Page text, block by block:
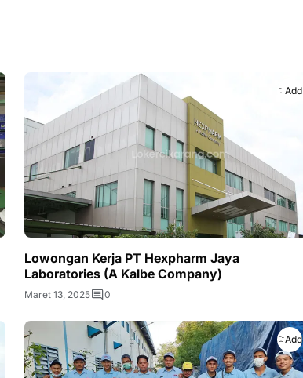
Add
Lowongan Kerja PT Hexpharm Jaya
Laboratories (A Kalbe Company)
Maret 13, 2025 0
Add